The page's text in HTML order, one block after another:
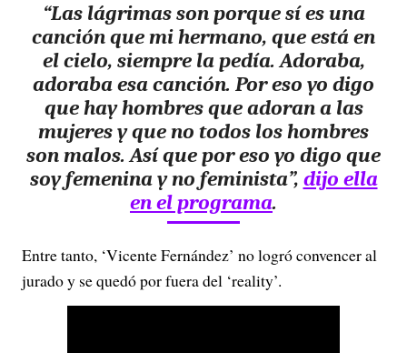
“Las lágrimas son porque sí es una
canción que mi hermano, que está en
el cielo, siempre la pedía. Adoraba,
adoraba esa canción. Por eso yo digo
que hay hombres que adoran a las
mujeres y que no todos los hombres
son malos. Así que por eso yo digo que
soy femenina y no feminista”, dijo ella
en el programa.
Entre tanto, ‘Vicente Fernández’ no logró convencer al
jurado y se quedó por fuera del ‘reality’.